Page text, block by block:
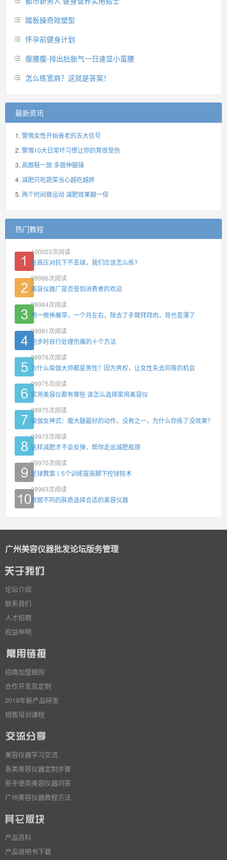
踏板操奇效塑型
怀孕前健身计划
瘦腰腹-排出肚胀气一日速显小蛮腰
怎么练宽肩？这就是答案！
最新资讯
警惕女性开始衰老的五大信号
警惕10大日常坏习惯让你的胃很受伤
高跟鞋一族 多做伸腿操
减肥只吃蔬菜当心越吃越胖
两个时间做运动 减肥效果翻一倍
热门教程
100003次阅读
在高压对抗下不丢球，我们应该怎么练?
99986次阅读
美容仪器厂是否受到消费者的欢迎
99984次阅读
用一根伸展带，一个月左右，除去了手臂拜拜肉，背也变薄了
99981 次阅读
跑步时自行处理伤痛的十个方法
99976次阅读
为什么瑜伽大师都是男性？因为男权，让女性失去同等的机会
99975次阅读
家用美容仪都有哪些 该怎么选择家用美容仪
99975次阅读
瑜伽女神式：瘦大腿最好的动作，没有之一，为什么你练了没效果？
99973次阅读
这样减肥才不会反弹，帮你走出减肥瓶颈
99970次阅读
足球教案丨5个训练提高脚下控球技术
99963次阅读
根据不同的肤质选择合适的美容仪器
广州美容仪器批发论坛版务管理
论坛介绍
联系我们
人才招聘
权益申明
招商加盟细则
合作开发及定制
2019年新产品研发
销售培训课程
美容仪器学习交流
各类美容仪器定制步骤
新手使用美容仪器问答
广州美容仪器教程方法
产品百科
产品说明书下载